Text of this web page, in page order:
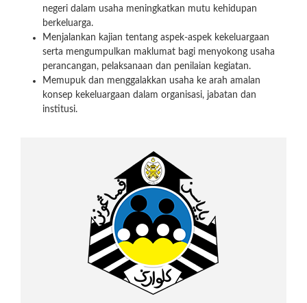
negeri dalam usaha meningkatkan mutu kehidupan
berkeluarga.
Menjalankan kajian tentang aspek-aspek kekeluargaan
serta mengumpulkan maklumat bagi menyokong usaha
perancangan, pelaksanaan dan penilaian kegiatan.
Memupuk dan menggalakkan usaha ke arah amalan
konsep kekeluargaan dalam organisasi, jabatan dan
institusi.